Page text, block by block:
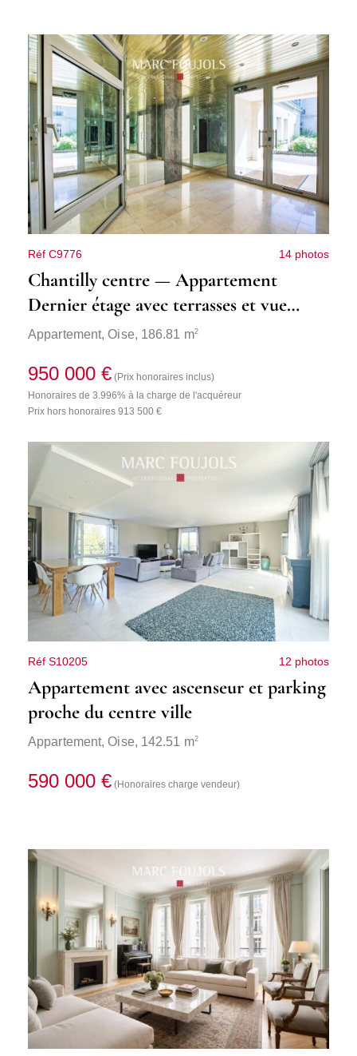
Réf C9776 14 photos
Chantilly centre — Appartement
Dernier étage avec terrasses et vue
dégagée
Appartement,Oise, 186.81 m2
950 000 € (Prix honoraires inclus)
Honoraires de 3.996% à la charge de l'acquéreur
Prix hors honoraires 913 500 €
Réf S10205 12 photos
Appartement avec ascenseur et parking
proche du centre ville
Appartement,Oise, 142.51 m2
590 000 € (Honoraires charge vendeur)